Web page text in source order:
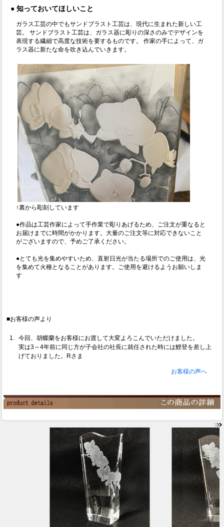
● 知っておいてほしいこと
ガラス工芸の中でもサンドブラスト工芸は、現代に生まれた新しい工
芸。 サンドブラスト工芸は、ガラス器に彫りの深さのみでデザインを
表現する繊細で高度な技術を要するものです。 作家の手によって、ガ
ラス器に新たな命を吹き込んでいきます。
↑裏から彫刻しています
●作品は工芸作家によって手作業で彫りあげるため、ご注文が重なると
お届けまでに時間がかかります。大量のご注文等に対応できないこと
がございますので、予めご了承ください。
●とても光を集めやすいため、直射日光が当たる場所でのご使用は、光
を集めて火種となることがあります。ご使用を避けるようお願いしま
す
■お客様の声より
今回、胡蝶蘭をお客様にお渡して大変よろこんでいただけました。
実は3～4年前に同じ方が子会社の社長に就任された時には鯉登を差し上
げておりました。Rさま
お客様の声へ